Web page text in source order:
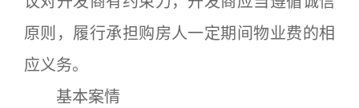
原则，履行承担购房人一定期间物业费的相
应义务。
基本案情